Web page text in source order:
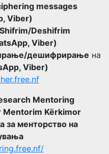
messages
Viber)
Deshifrim
Viber)
дешифрирање на
Viber)
Mentoring
Mentorim Kërkimor
за менторство на